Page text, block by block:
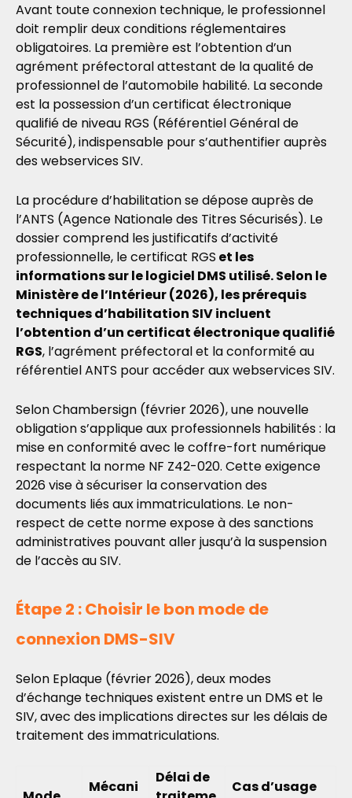
Avant toute connexion technique, le professionnel
doit remplir deux conditions réglementaires
obligatoires. La première est l’obtention d’un
agrément préfectoral attestant de la qualité de
professionnel de l’automobile habilité. La seconde
est la possession d’un certificat électronique
qualifié de niveau RGS (Référentiel Général de
Sécurité), indispensable pour s’authentifier auprès
des webservices SIV.
La procédure d’habilitation se dépose auprès de
l’ANTS (Agence Nationale des Titres Sécurisés). Le
dossier comprend les justificatifs d’activité
professionnelle, le certificat RGS et les
informations sur le logiciel DMS utilisé. Selon le
Ministère de l’Intérieur (2026), les prérequis
techniques d’habilitation SIV incluent
l’obtention d’un certificat électronique qualifié
RGS, l’agrément préfectoral et la conformité au
référentiel ANTS pour accéder aux webservices SIV.
Selon Chambersign (février 2026), une nouvelle
obligation s’applique aux professionnels habilités : la
mise en conformité avec le coffre-fort numérique
respectant la norme NF Z42-020. Cette exigence
2026 vise à sécuriser la conservation des
documents liés aux immatriculations. Le non-
respect de cette norme expose à des sanctions
administratives pouvant aller jusqu’à la suspension
de l’accès au SIV.
Étape 2 : Choisir le bon mode de
connexion DMS-SIV
Selon Eplaque (février 2026), deux modes
d’échange techniques existent entre un DMS et le
SIV, avec des implications directes sur les délais de
traitement des immatriculations.
Mécani
Délai de
Cas d’usage